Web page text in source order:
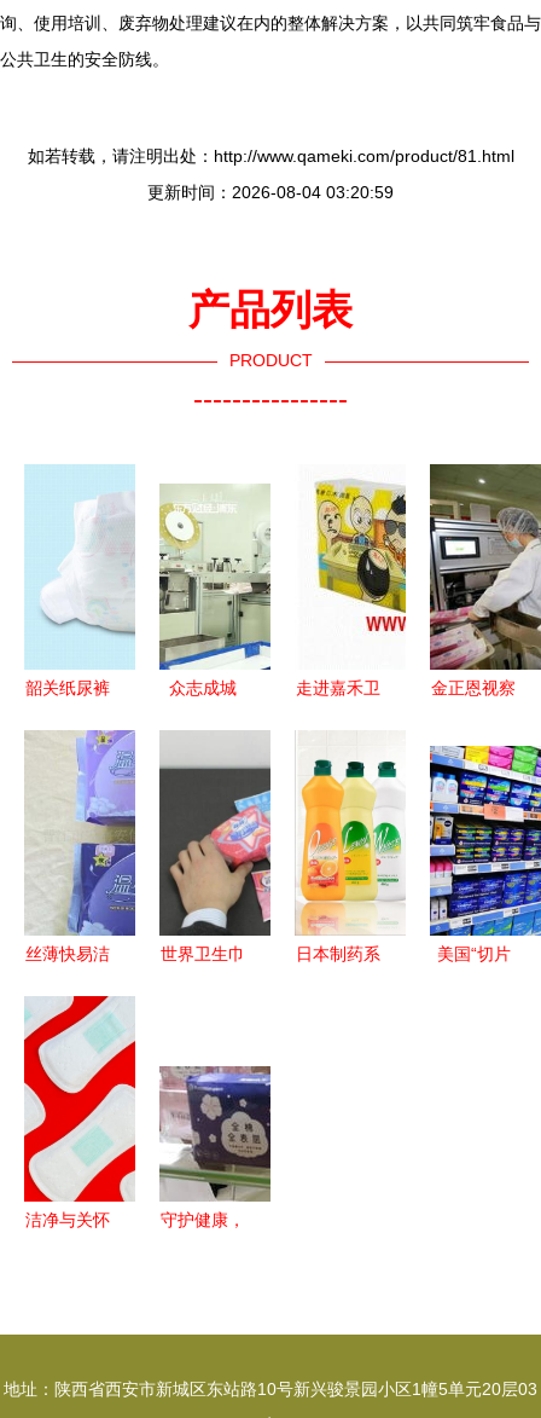
询、使用培训、废弃物处理建议在内的整体解决方案，以共同筑牢食品与
公共卫生的安全防线。
如若转载，请注明出处：http://www.qameki.com/product/81.html
更新时间：2026-08-04 03:20:59
产品列表
PRODUCT
----------------
韶关纸尿裤
疗用品检测
保障卫生安
全的关键环
节
众志成城
生用品(上
海)有限公
司一次性医
疗用品的责
任担当
走进嘉禾卫
匠心铸就生
活品质
金正恩视察
厂 强调提
升医疗用品
自主生产能
力
丝薄快易洁
价格、厂家
与产品信息
全解析
世界卫生巾
健康的六大
优选
日本制药系
美国“切片
洁净与关怀
守护健康，
一次性医疗
地址：陕西省西安市新城区东站路10号新兴骏景园小区1幢5单元20层03